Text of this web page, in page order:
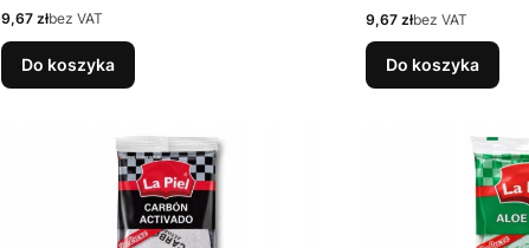
Cena
9,67 złbez VAT
Do koszyka
Cena
9,67 złbez VAT
Do koszyka